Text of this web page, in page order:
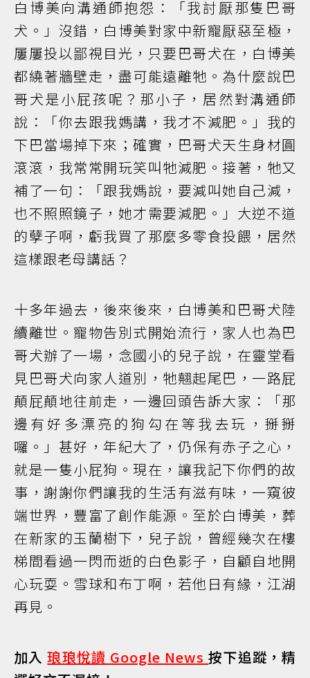
白博美向溝通師抱怨：「我討厭那隻巴哥
犬。」沒錯，白博美對家中新寵厭惡至極，
屢屢投以鄙視目光，只要巴哥犬在，白博美
都繞著牆壁走，盡可能遠離牠。為什麼說巴
哥犬是小屁孩呢？那小子，居然對溝通師
說：「你去跟我媽講，我才不減肥。」我的
下巴當場掉下來；確實，巴哥犬天生身材圓
滾滾，我常常開玩笑叫牠減肥。接著，牠又
補了一句：「跟我媽說，要減叫她自己減，
也不照照鏡子，她才需要減肥。」大逆不道
的孽子啊，虧我買了那麼多零食投餵，居然
這樣跟老母講話？
十多年過去，後來後來，白博美和巴哥犬陸
續離世。寵物告別式開始流行，家人也為巴
哥犬辦了一場，念國小的兒子說，在靈堂看
見巴哥犬向家人道別，牠翹起尾巴，一路屁
顛屁顛地往前走，一邊回頭告訴大家：「那
邊有好多漂亮的狗勾在等我去玩，掰掰
囉。」甚好，年紀大了，仍保有赤子之心，
就是一隻小屁狗。現在，讓我記下你們的故
事，謝謝你們讓我的生活有滋有味，一窺彼
端世界，豐富了創作能源。至於白博美，葬
在新家的玉蘭樹下，兒子說，曾經幾次在樓
梯間看過一閃而逝的白色影子，自顧自地開
心玩耍。雪球和布丁啊，若他日有緣，江湖
再見。
加入琅琅悅讀 Google News按下追蹤，精